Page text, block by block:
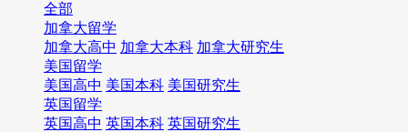
全部
加拿大留学
加拿大高中 加拿大本科 加拿大研究生
美国留学
美国高中 美国本科 美国研究生
英国留学
英国高中 英国本科 英国研究生